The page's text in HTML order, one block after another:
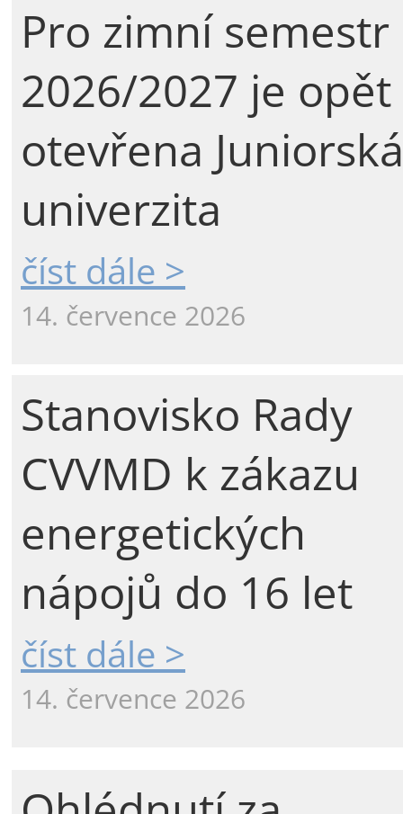
Pro zimní semestr
2026/2027 je opět
otevřena Juniorská
univerzita
číst dále >
14. července 2026
Stanovisko Rady
CVVMD k zákazu
energetických
nápojů do 16 let
číst dále >
14. července 2026